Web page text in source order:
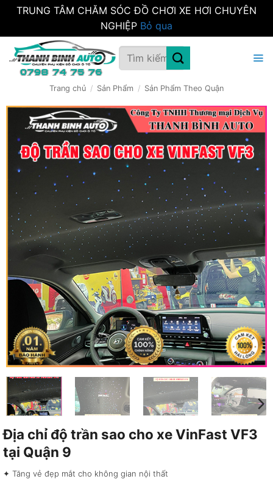
TRUNG TÂM CHĂM SÓC ĐỒ CHƠI XE HƠI CHUYÊN
NGHIỆP Bỏ qua
qua
Tìm
kiếm:
Trang chủ / Sản Phẩm / Sản Phẩm Theo Quận
Địa chỉ độ trần sao cho xe VinFast VF3
tại Quận 9
✦ Tăng vẻ đẹp mắt cho không gian nội thất